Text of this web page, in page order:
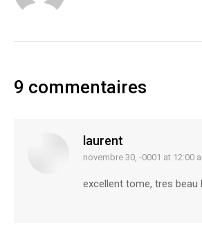
9 commentaires
laurent
says:
novembre 30, -0001 at 12:00
excellent tome, tres beau